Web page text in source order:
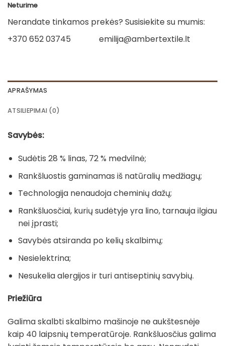
Neturime
Nerandate tinkamos prekės? Susisiekite su mumis:
+370 652 03745
emilija@ambertextile.lt
APRAŠYMAS
ATSILIEPIMAI (0)
Savybės:
Sudėtis 28 % linas, 72 % medvilnė;
Rankšluostis gaminamas iš natūralių medžiagų;
Technologija nenaudoja cheminių dažų;
Rankšluosčiai, kurių sudėtyje yra lino, tarnauja ilgiau
nei įprasti;
Savybės atsiranda po kelių skalbimų;
Nesielektrina;
Nesukelia alergijos ir turi antiseptinių savybių.
Priežiūra
Galima skalbti skalbimo mašinoje ne aukštesnėje
kaip 40 laipsnių temperatūroje. Rankšluosčius galima